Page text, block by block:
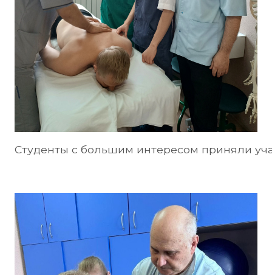
Студенты с большим интересом приняли